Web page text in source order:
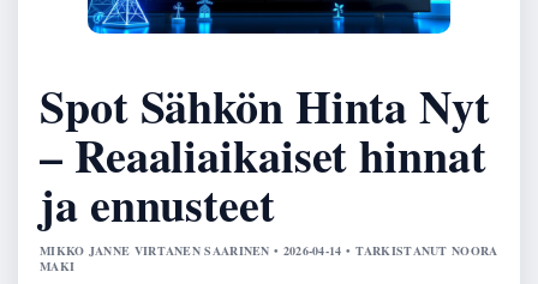
Spot Sähkön Hinta Nyt
– Reaaliaikaiset hinnat
ja ennusteet
MIKKO JANNE VIRTANEN SAARINEN • 2026-04-14 • TARKISTANUT NOORA
MAKI